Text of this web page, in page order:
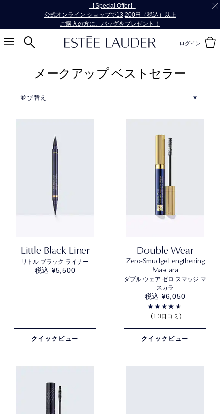
【Special Offer】
公式オンライン ショップで13,200円（税込）以上
ご購入の方に、バッグをプレゼント！
ログイン
メークアップ ベストセラー
Little Black Liner
リトル ブラック ライナー
税込 ¥5,500
クイックビュー
Double Wear
Zero-Smudge Lengthening
Mascara
ダブル ウェア ゼロ スマッジ マ
スカラ
税込 ¥6,050
13口コミ
クイックビュー